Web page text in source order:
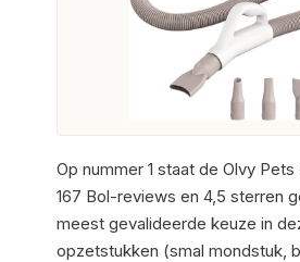
Op nummer 1 staat de Olvy
167 Bol-reviews en 4,5 sterren
meest gevalideerde keuze in
opzetstukken (smal mondstuk,